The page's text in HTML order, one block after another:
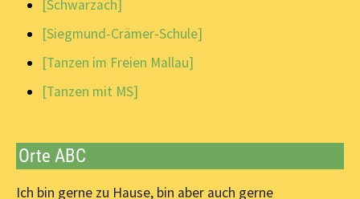
[Schwarzach]
[Siegmund-Crämer-Schule]
[Tanzen im Freien Mallau]
[Tanzen mit MS]
Orte ABC
Ich bin gerne zu Hause, bin aber auch gerne